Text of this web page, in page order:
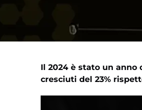
Il 2024 è stato un
cresciuti del 23%